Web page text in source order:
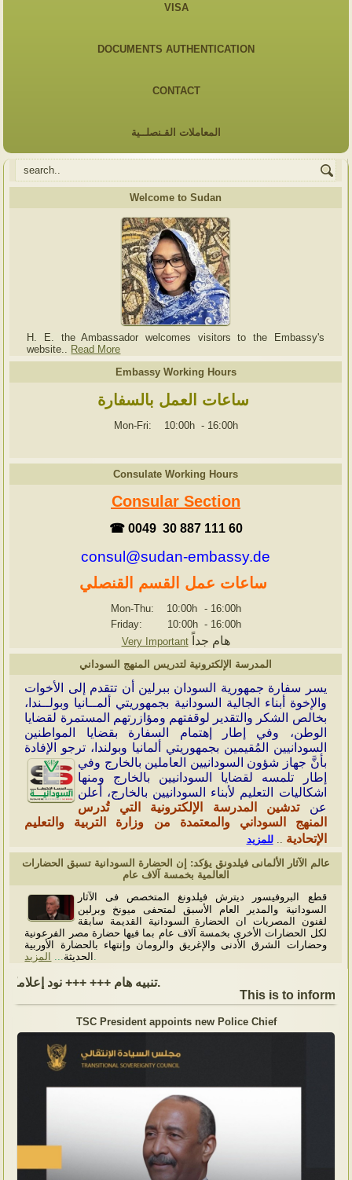
VISA
DOCUMENTS AUTHENTICATION
CONTACT
المعاملات القـنصلــية
Welcome to Sudan
H. E. the Ambassador welcomes visitors to the Embassy's
website..
Read More
Embassy Working Hours
ساعات العمل بالسفارة
Mon-Fri: 10:00h - 16:00h
Consulate Working Hours
Consular Section
☎ 0049 30 887 111 60
consul@sudan-embassy.de
ساعات عمل القسم القنصلي
Mon-Thu: 10:00h - 16:00h
Friday: 10:00h - 16:00h
Very Important
هام جداً
المدرسة الإلكترونية لتدريس المنهج السوداني
يسر سفارة جمهورية السودان ببرلين أن تتقدم إلى الأخوات
والإخوة أبناء الجالية السودانية بجمهوريتي ألمــانيا وبولــندا،
بخالص الشكر والتقدير لوقفتهم ومؤازرتهم المستمرة لقضايا
الوطن، وفي إطار إهتمام السفارة بقضايا المواطنين
السودانيين المُقيمين بجمهوريتي ألمانيا وبولندا، ترجو الإفادة
بأنَّ جهاز شؤون السودانيين العاملين بالخارج وفي
إطار تلمسه لقضايا السودانيين بالخارج ومنها
اشكاليات التعليم لأبناء السودانيين بالخارج، أعلن
عنتدشين المدرسة الإلكترونية التي تُدرس
المنهج السوداني والمعتمدة من وزارة التربية والتعليم
الإتحادية ..للمزيد
عالم الآثار الألمانى فيلدونق يؤكد: إن الحضارة السودانية تسبق الحضارات
العالمية بخمسة آلاف عام
قطع البروفيسور ديترش فيلدونغ المتخصص فى الآثار
السودانية والمدير العام الأسبق لمتحفى ميونخ وبرلين
لفنون المصريات ان الحضارة السودانية القديمة سابقة
لكل الحضارات الأخرى بخمسة آلاف عام بما فيها حضارة مصر الفرعونية
وحضارات الشرق الأدنى والإغريق والرومان وإنتهاء بالحضارة الأوربية
الحديثة
المزيد
This is to inform,
TSC President appoints new Police Chief